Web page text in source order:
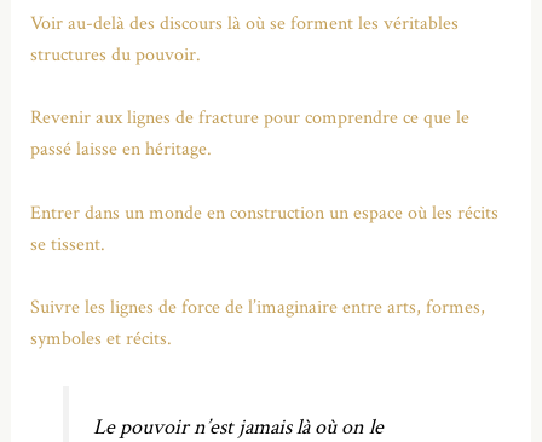
Voir au-delà des discours là où se forment les véritables
structures du pouvoir.
Revenir aux lignes de fracture pour comprendre ce que le
passé laisse en héritage.
Entrer dans un monde en construction un espace où les récits
se tissent.
Suivre les lignes de force de l’imaginaire entre arts, formes,
symboles et récits.
Le pouvoir n’est jamais là où on le